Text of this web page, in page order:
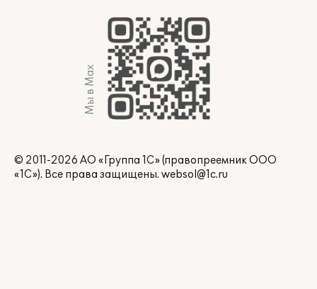
Мы в Max
© 2011-2026 АО «Группа 1С» (правопреемник ООО
«1С»). Все права защищены. websol@1c.ru